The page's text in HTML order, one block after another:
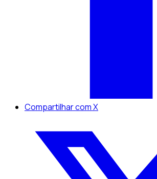
Compartilhar com X